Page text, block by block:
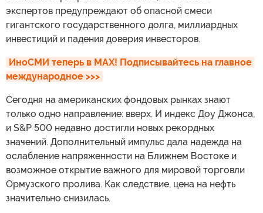
экспертов предупреждают об опасной смеси
гигантского государственного долга, миллиардных
инвестиций и падения доверия инвесторов.
ИноСМИ теперь в MAX! Подписывайтесь на главное
международное >>>
Сегодня на американских фондовых рынках знают
только одно направление: вверх. И индекс Доу Джонса,
и S&P 500 недавно достигли новых рекордных
значений. Дополнительный импульс дала надежда на
ослабление напряженности на Ближнем Востоке и
возможное открытие важного для мировой торговли
Ормузского пролива. Как следствие, цена на нефть
значительно снизилась.